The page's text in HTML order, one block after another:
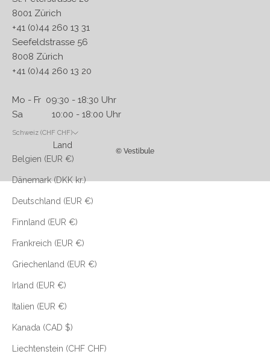
8001 Zürich
+41 (0)44 260 13 31
Seefeldstrasse 56
8008 Zürich
+41 (0)44 260 13 20
Mo - Fr 09:30 - 18:30 Uhr
Sa 10:00 - 18:00 Uhr
Schweiz (CHF CHF)
Land
Belgien (EUR €)
Dänemark (DKK kr.)
Deutschland (EUR €)
Finnland (EUR €)
Frankreich (EUR €)
Griechenland (EUR €)
Irland (EUR €)
Italien (EUR €)
Kanada (CAD $)
Liechtenstein (CHF CHF)
© Vestibule